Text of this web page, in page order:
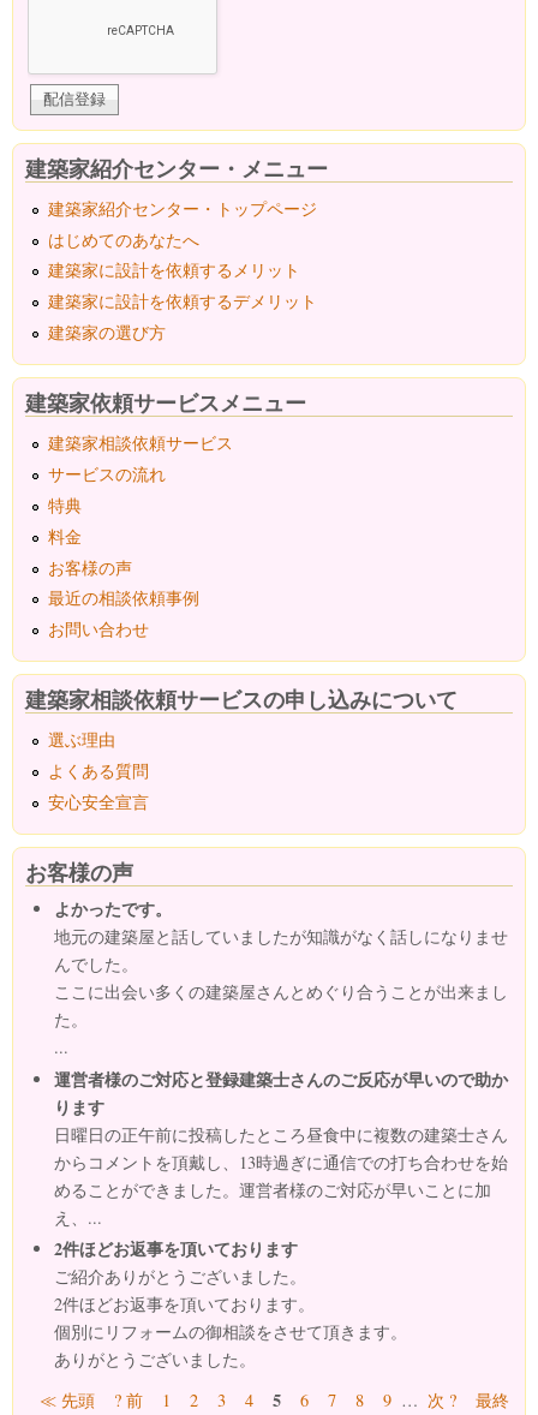
建築家紹介センター・メニュー
建築家紹介センター・トップページ
はじめてのあなたへ
建築家に設計を依頼するメリット
建築家に設計を依頼するデメリット
建築家の選び方
建築家依頼サービスメニュー
建築家相談依頼サービス
サービスの流れ
特典
料金
お客様の声
最近の相談依頼事例
お問い合わせ
建築家相談依頼サービスの申し込みについて
選ぶ理由
よくある質問
安心安全宣言
お客様の声
よかったです。
地元の建築屋と話していましたが知識がなく話しになりませ
んでした。
ここに出会い多くの建築屋さんとめぐり合うことが出来まし
た。
...
運営者様のご対応と登録建築士さんのご反応が早いので助か
ります
日曜日の正午前に投稿したところ昼食中に複数の建築士さん
からコメントを頂戴し、13時過ぎに通信での打ち合わせを始
めることができました。運営者様のご対応が早いことに加
え、...
2件ほどお返事を頂いております
ご紹介ありがとうございました。
2件ほどお返事を頂いております。
個別にリフォームの御相談をさせて頂きます。
ありがとうございました。
ページ
≪ 先頭 ? 前 1 2 3 4 5 6 7 8 9 … 次 ?
最終